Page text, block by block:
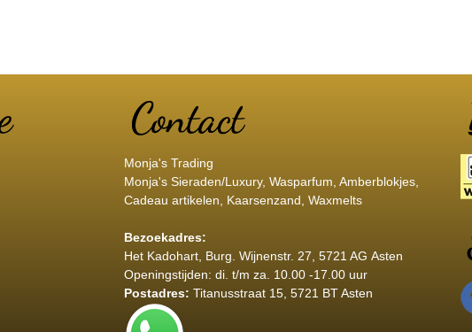
Monja's Trading
Monja's Sieraden/Luxury, Wasparfum, Amberblokjes,
Cadeau artikelen, Kaarsenzand, Waxmelts
Bezoekadres:
Het Kadohart, Burg. Wijnenstr. 27, 5721 AG Asten
Openingstijden: di. t/m za. 10.00 -17.00 uur
Postadres: Titanusstraat 15, 5721 BT Asten